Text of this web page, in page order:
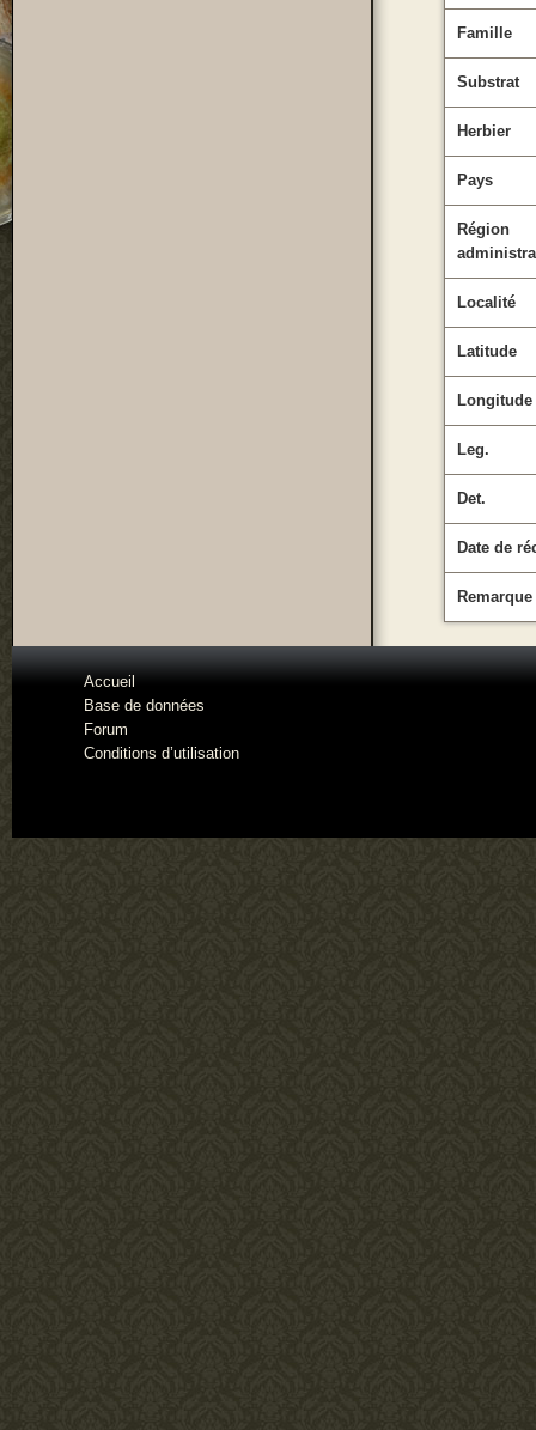
Famille
Substrat
Herbier
Pays
Région
Localité
Latitude
Longitude
Leg.
Det.
Date de
Remarque
Accueil
Base de données
Forum
Conditions d’utilisation